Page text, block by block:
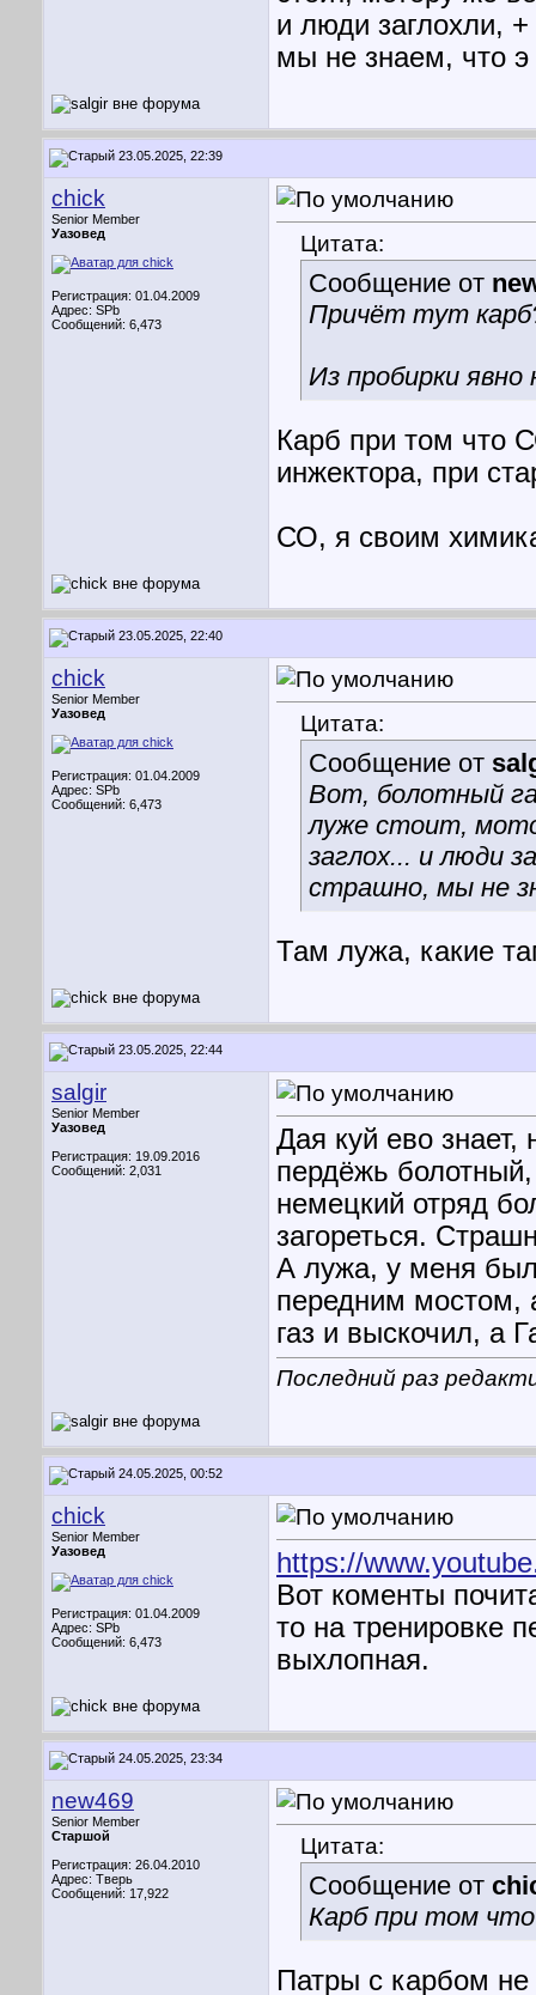
и люди заглохли,
мы не знаем, что э
23.05.2025, 22:39
chick
Senior Member
Уазовед
Регистрация: 01.04.2009
Адрес: SPb
Сообщений: 6,473
Цитата:
Сообщение от
Причёт тут
Из пробирки
Карб при том что
инжектора, при
СО, я своим
23.05.2025, 22:40
chick
Senior Member
Уазовед
Регистрация: 01.04.2009
Адрес: SPb
Сообщений: 6,473
Цитата:
Сообщение от
Вот, болотный
луже стоит,
заглох... и люди
страшно, мы не
Там лужа, какие
23.05.2025, 22:44
salgir
Senior Member
Уазовед
Регистрация: 19.09.2016
Сообщений: 2,031
Дая куй ево знает,
пердёжь болотный,
немецкий отряд
загореться.
А лужа, у меня
передним мостом,
газ и выскочил, а
Последний раз
24.05.2025, 00:52
chick
Senior Member
Уазовед
Регистрация: 01.04.2009
Адрес: SPb
Сообщений: 6,473
https://
Вот коменты
то на тренировке
выхлопная.
24.05.2025, 23:34
new469
Senior Member
Старшой
Регистрация: 26.04.2010
Адрес: Тверь
Сообщений: 17,922
Цитата:
Сообщение от
Карб при том
Патры с карбом